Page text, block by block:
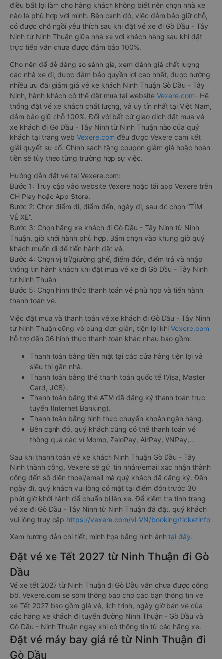
điều bất lợi làm cho hàng khách không biết nên chọn nhà xe
nào là phù hợp với mình. Bên cạnh đó, việc đảm bảo giữ chỗ,
có được chỗ ngồi yêu thích sau khi đặt vé xe đi Gò Dầu - Tây
Ninh từ Ninh Thuận giữa nhà xe với khách hàng sau khi đặt
trực tiếp vẫn chưa được đảm bảo 100%.
Cho nên để dễ dàng so sánh giá, xem đánh giá chất lượng
các nhà xe đi, được đảm bảo quyền lợi cao nhất, được hưởng
nhiều ưu đãi giảm giá vé xe khách Ninh Thuận Gò Dầu - Tây
Ninh, hành khách có thể đặt mua tại website Vexere.com- Hệ
thống đặt vé xe khách chất lượng, và uy tín nhất tại Việt Nam,
đảm bảo giữ chỗ 100%. Đối với bất cứ giao dịch đặt mua vé
xe khách đi Gò Dầu - Tây Ninh từ Ninh Thuận nào của quý
khách tại trang web Vexere.com đều được Vexere cam kết
giải quyết sự cố. Chính sách tặng coupon giảm giá hoặc hoàn
tiền sẽ tùy theo từng trường hợp sự việc.
Hướng dẫn đặt vé tại Vexere.com:
Bước 1: Truy cập vào website Vexere hoặc tải app Vexere trên
CH Play hoặc App Store.
Bước 2: Chọn điểm đi, điểm đến, ngày đi, sau đó chọn “TÌM
VÉ XE”.
Bước 3: Chọn hãng xe khách đi Gò Dầu - Tây Ninh từ Ninh
Thuận, giờ khởi hành phù hợp. Bấm chọn vào khung giờ quý
khách muốn đi để tiến hành đặt vé.
Bước 4: Chọn vị trí/giường ghế, điểm đón, điểm trả và nhập
thông tin hành khách khi đặt mua vé xe đi Gò Dầu - Tây Ninh
từ Ninh Thuận
Bước 5: Chọn hình thức thanh toán vé phù hợp và tiến hành
thanh toán vé.
Việc đặt mua và thanh toán vé xe khách đi Gò Dầu - Tây Ninh
từ Ninh Thuận cũng vô cùng đơn giản, tiện lợi khi Vexere.com
hỗ trợ đến 06 hình thức thanh toán khác nhau bao gồm:
Thanh toán bằng tiền mặt tại các cửa hàng tiện lợi và
siêu thị gần nhà.
Thanh toán bằng thẻ thanh toán quốc tế (Visa, Master
Card, JCB).
Thanh toán bằng thẻ ATM đã đăng ký thanh toán trực
tuyến (Internet Banking).
Thanh toán bằng hình thức chuyển khoản ngân hàng.
Bên cạnh đó, quý khách cũng có thể thanh toán vé
thông qua các ví Momo, ZaloPay, AirPay, VNPay,…
Sau khi thanh toán vé xe khách Ninh Thuận Gò Dầu - Tây
Ninh thành công, Vexere sẽ gửi tin nhắn/email xác nhận thành
công đến số điện thoại/email mà quý khách đã đăng ký. Đến
ngày đi, quý khách vui lòng có mặt tại điểm đón trước 30
phút giờ khởi hành để chuẩn bị lên xe. Để kiểm tra tình trạng
vé xe đi Gò Dầu - Tây Ninh từ Ninh Thuận đã đặt, quý khách
vui lòng truy cập https://vexere.com/vi-VN/booking/ticketinfo
Xem hướng dẫn chi tiết, minh họa bằng hình ảnh tại đây.
Đặt vé xe Tết 2027 từ Ninh Thuận đi Gò
Dầu
Vé xe tết 2027 từ Ninh Thuận đi Gò Dầu vẫn chưa được công
bố. Vexere.com sẽ sớm thông báo cho các bạn thông tin vé
xe Tết 2027 bao gồm giá vé, lịch trình, ngày giờ bán vé của
các hãng xe khách đi tuyến đường Ninh Thuận - Gò Dầu và
Gò Dầu - Ninh Thuận ngay khi có thông tin từ các hãng xe.
Đặt vé máy bay giá rẻ từ Ninh Thuận đi
Gò Dầu